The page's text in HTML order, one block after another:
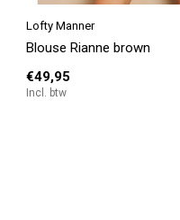
Lofty Manner
Blouse Rianne brown
€49,95
Incl. btw